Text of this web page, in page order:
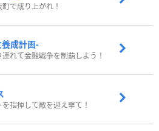
で成り上がれ！
成計画-
れて金融戦争を制覇しよう！
指揮して敵を迎え撃て！